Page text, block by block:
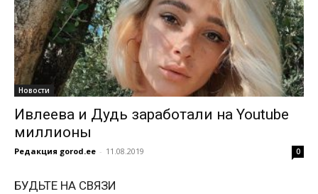
Новости
Ивлеева и Дудь заработали на Youtube
миллионы
Редакция gorod.ee - 11.08.2019 0
БУДЬТЕ НА СВЯЗИ